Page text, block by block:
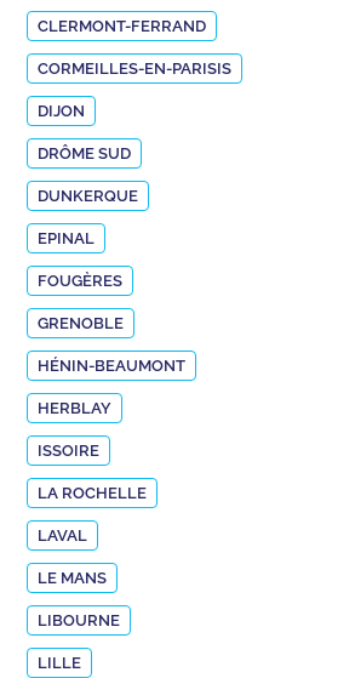
CLERMONT-FERRAND
CORMEILLES-EN-PARISIS
DIJON
DRÔME SUD
DUNKERQUE
EPINAL
FOUGÈRES
GRENOBLE
HÉNIN-BEAUMONT
HERBLAY
ISSOIRE
LA ROCHELLE
LAVAL
LE MANS
LIBOURNE
LILLE